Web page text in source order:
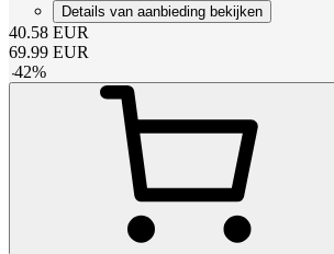
Details van aanbieding bekijken
40.58 EUR
69.99 EUR
-42%